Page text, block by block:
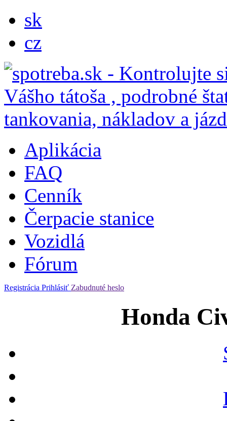
sk
cz
Aplikácia
FAQ
Cenník
Čerpacie stanice
Vozidlá
Fórum
Registrácia Prihlásiť Zabudnuté heslo
Honda